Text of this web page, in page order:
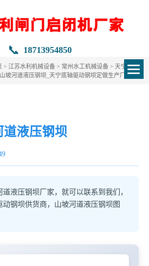
📞 18713954850
>江苏水利机械设备 > 常州水工机械设备 >天宁水利
坡河道液压钢坝_天宁底轴驱动钢坝定做生产厂家
液压钢坝
液压钢坝厂家，就可以联系到我们，
动钢坝供货商，山坡河道液压钢坝图